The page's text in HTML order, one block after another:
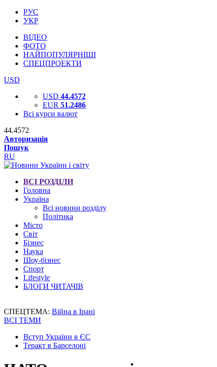
РУС
УКР
ВІДЕО
ФОТО
НАЙПОПУЛЯРНІШІ
СПЕЦПРОЕКТИ
USD
USD 44.4572
EUR 51.2486
Всі курси валют
44.4572
Авторизація
Пошук
RU
ВСІ РОЗДІЛИ
Головна
Україна
Всі новини розділу
Політика
Місто
Світ
Бізнес
Наука
Шоу-бізнес
Спорт
Lifestyle
БЛОГИ ЧИТАЧІВ
СПЕЦТЕМА: Війна в Ірані
ВСІ ТЕМИ
Вступ України в ЄС
Теракт в Барселоні